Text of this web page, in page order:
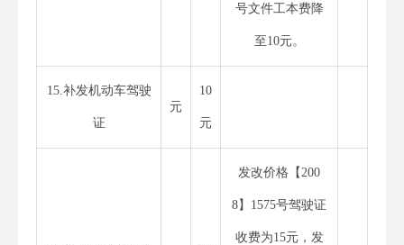
号文件工本费降
至10元。
15.补发机动车驾驶
证
元
10
元
发改价格【200
8】1575号驾驶证
收费为15元，发